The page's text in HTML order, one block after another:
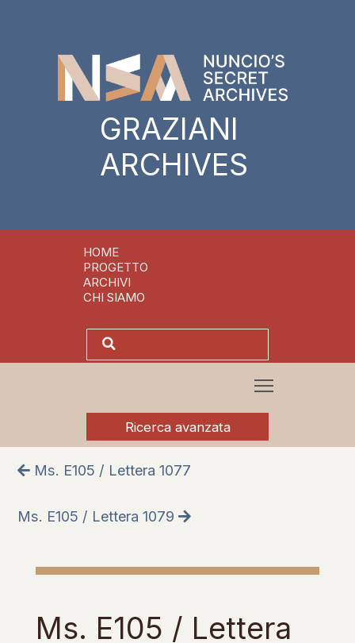
GRAZIANI
ARCHIVES
HOME
PROGETTO
ARCHIVI
CHI SIAMO
Ricerca avanzata
Ms. E105 / Lettera 1077
Ms. E105 / Lettera 1079
Ms. E105 / Lettera